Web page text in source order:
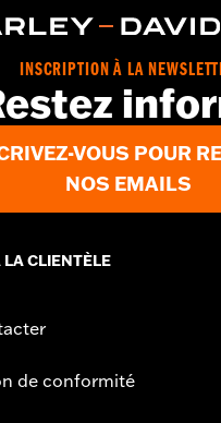
of new gaskets. See
INSCRIPTION À LA
VOUS POUR
NOS EMAILS
CLIENTÈLE
de conformité